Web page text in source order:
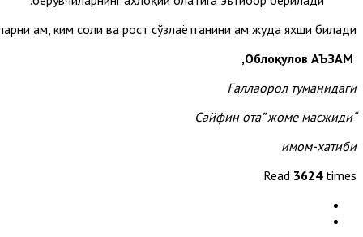
ҳам, ким солиҳ ва рост сўзлаётганини ҳам жуда яхши билади.
Облоқулов АЪЗАМ
,
Ғаллаорол туманидаги
“
Сайфин ота”жоме масжиди
имом-хатиби
Read 3624times